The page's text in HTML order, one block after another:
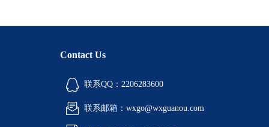
Contact Us
联系QQ：2206283600
联系邮箱：wxgo@wxguanou.com